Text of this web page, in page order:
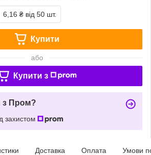
6,16 ₴ від 50 шт.
Купити
або
Купити з
з Пром?
захистом
Доставка Оплата Умови